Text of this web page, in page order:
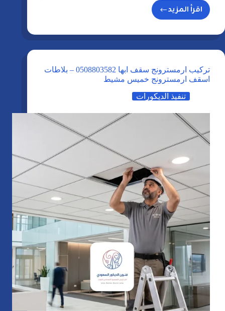
اقرأ المزيد
معلم
مشيط
تركيب
بديل
الشيبورد
ابها،
رفيدة
تركيب ارمسترونج سقف ابها 0508803582 – بلاطات
اسقف ارمسترونج خميس مشيط
تنفيذ الديكورات